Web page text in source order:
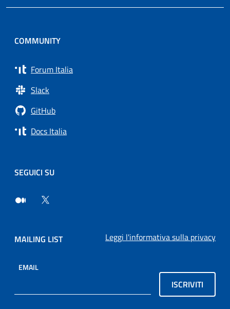
COMMUNITY
Forum Italia
Slack
GitHub
Docs Italia
SEGUICI SU
MAILING LIST Leggi l'informativa sulla privacy
EMAIL
ISCRIVITI